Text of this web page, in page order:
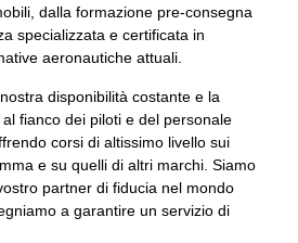
dalla formazione pre-consegna
specializzata e certificata in
aeronautiche attuali.
disponibilità costante e la
fianco dei piloti e del personale
corsi di altissimo livello sui
e su quelli di altri marchi. Siamo
partner di fiducia nel mondo
a garantire un servizio di